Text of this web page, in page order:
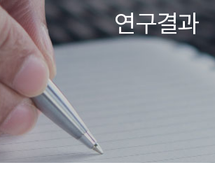
연구결과